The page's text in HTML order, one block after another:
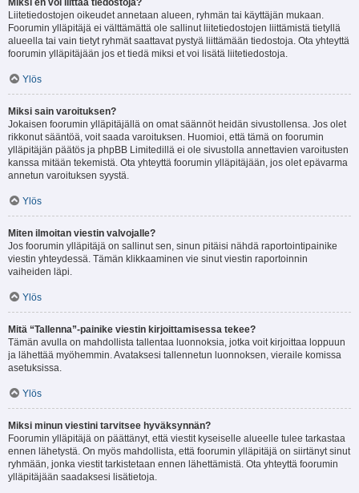
Miksi en voi liittää tiedostoja?
Liitetiedostojen oikeudet annetaan alueen, ryhmän tai käyttäjän mukaan.
Foorumin ylläpitäjä ei välttämättä ole sallinut liitetiedostojen liittämistä tietyllä
alueella tai vain tietyt ryhmät saattavat pystyä liittämään tiedostoja. Ota yhteyttä
foorumin ylläpitäjään jos et tiedä miksi et voi lisätä liitetiedostoja.
Ylös
Miksi sain varoituksen?
Jokaisen foorumin ylläpitäjällä on omat säännöt heidän sivustollensa. Jos olet
rikkonut sääntöä, voit saada varoituksen. Huomioi, että tämä on foorumin
ylläpitäjän päätös ja phpBB Limitedillä ei ole sivustolla annettavien varoitusten
kanssa mitään tekemistä. Ota yhteyttä foorumin ylläpitäjään, jos olet epävarma
annetun varoituksen syystä.
Ylös
Miten ilmoitan viestin valvojalle?
Jos foorumin ylläpitäjä on sallinut sen, sinun pitäisi nähdä raportointipainike
viestin yhteydessä. Tämän klikkaaminen vie sinut viestin raportoinnin
vaiheiden läpi.
Ylös
Mitä “Tallenna”-painike viestin kirjoittamisessa tekee?
Tämän avulla on mahdollista tallentaa luonnoksia, jotka voit kirjoittaa loppuun
ja lähettää myöhemmin. Avataksesi tallennetun luonnoksen, vieraile komissa
asetuksissa.
Ylös
Miksi minun viestini tarvitsee hyväksynnän?
Foorumin ylläpitäjä on päättänyt, että viestit kyseiselle alueelle tulee tarkastaa
ennen lähetystä. On myös mahdollista, että foorumin ylläpitäjä on siirtänyt sinut
ryhmään, jonka viestit tarkistetaan ennen lähettämistä. Ota yhteyttä foorumin
ylläpitäjään saadaksesi lisätietoja.